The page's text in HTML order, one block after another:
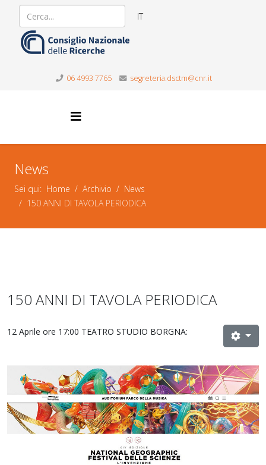
IT
06 4993 7765 segreteria.dsctm@cnr.it
News
Sei qui: Home Archivio
News
150 ANNI DI TAVOLA PERIODICA
150 ANNI DI TAVOLA PERIODICA
12 Aprile ore 17:00 TEATRO STUDIO BORGNA: